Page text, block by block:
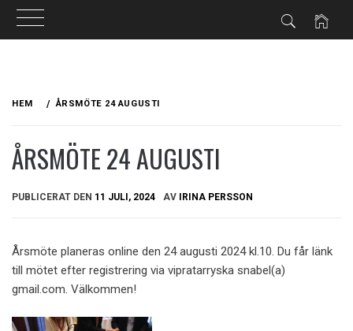
HEM ÅRSMÖTE 24 AUGUSTI
ÅRSMÖTE 24 AUGUSTI
PUBLICERAT DEN 11 JULI, 2024 AV IRINA PERSSON
Årsmöte planeras online den 24 augusti 2024 kl.10. Du får länk
till mötet efter registrering via vipratarryska snabel(a)
gmail.com. Välkommen!